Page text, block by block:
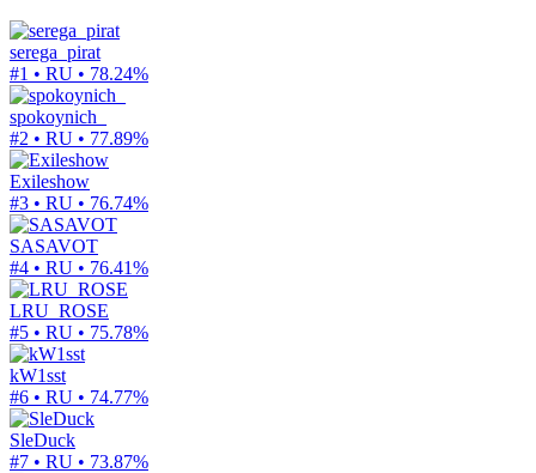
serega_pirat
#1 • RU • 78.24%
spokoynich_
#2 • RU • 77.89%
Exileshow
#3 • RU • 76.74%
SASAVOT
#4 • RU • 76.41%
LRU_ROSE
#5 • RU • 75.78%
kW1sst
#6 • RU • 74.77%
SleDuck
#7 • RU • 73.87%